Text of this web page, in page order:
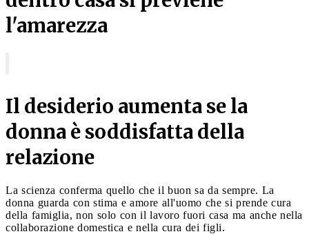
l'amarezza
Il desiderio aumenta se la
donna è soddisfatta della
relazione
La scienza conferma quello che il buon sa da sempre. La
donna guarda con stima e amore all'uomo che si prende cura
della famiglia, non solo con il lavoro fuori casa ma anche nella
collaborazione domestica e nella cura dei figli.